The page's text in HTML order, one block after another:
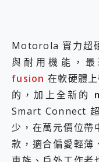
Motorola 實力超
與耐用機能，
fusion 在軟硬體
的，加上全新的
Smart Connect
少，在萬元價位帶
款，適合偏愛輕薄